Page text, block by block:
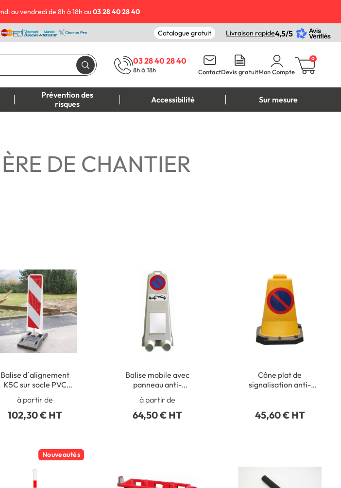
au vendredi de 8h à 18h au03 28 40 28 40
Catalogue gratuit Livraison rapide4,5/5
03 28 40 28 40
8h à 18h ContactDevis gratuitMon Compte
0
Prévention des
risques
Accessibilité Sur mesure
DE CHANTIER
Balise d´alignement
K5C sur socle PVC
à partir de
102,30 € HT
Balise mobile avec
panneau anti-
stationnement
à partir de
64,50 € HT
Cône plat de
signalisation anti-
45,60 € HT
Nouveautés